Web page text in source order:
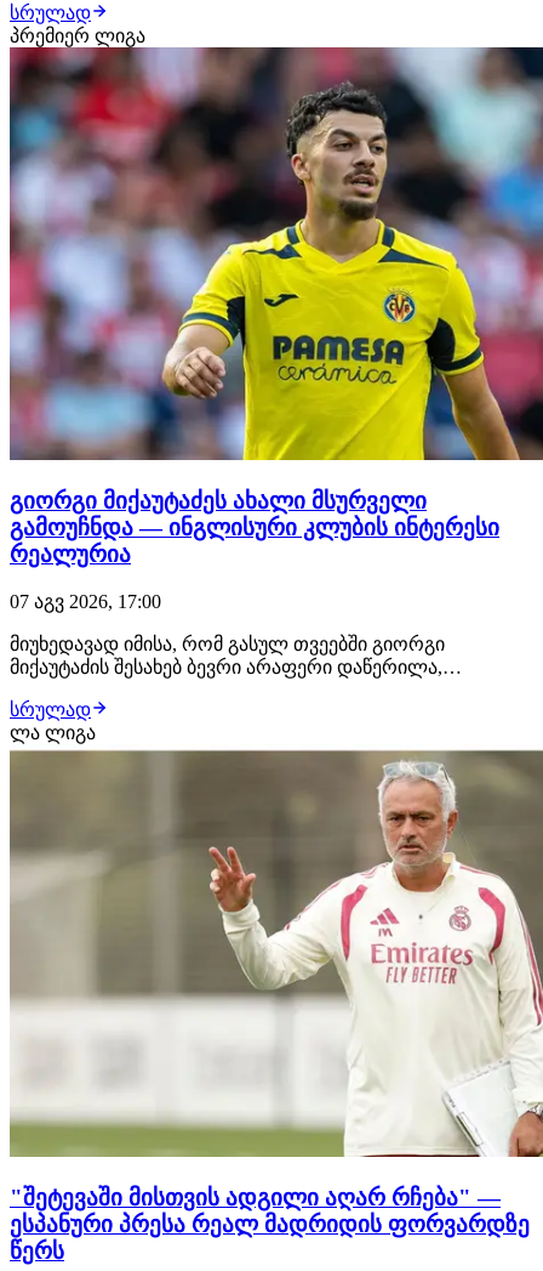
მცველს ახალ კლუბში უკვე ელოდებიან, სადაც
სამედიცინო შემოწმებას გაივლის და კონტრაქტს ხელს
მოაწერს. როგორც ცნობილი ხდება, მხარეებს შორის 1-
წლიან…
სრულად
პრემიერ ლიგა
გიორგი მიქაუტაძეს ახალი მსურველი
გამოუჩნდა — ინგლისური კლუბის ინტერესი
რეალურია
07 აგვ 2026, 17:00
მიუხედავად იმისა, რომ გასულ თვეებში გიორგი
მიქაუტაძის შესახებ ბევრი არაფერი დაწერილა,
ფანჯრის ერთ-ერთ მოთხოვნად ფეხბურთელად ამ
დრომდე რჩება. როგორც ჩვენთვის ხდება ცნობილი,
ქართველი თავდამსხმელით ტოტენჰემი ინტერესდება.
სრულად
ლა ლიგა
"შეტევაში მისთვის ადგილი აღარ რჩება" —
ესპანური პრესა რეალ მადრიდის ფორვარდზე
წერს